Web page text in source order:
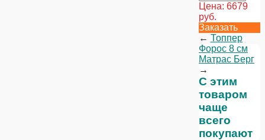
Цена: 6679
руб.
Заказать
← Топпер
Форос 8 см
Матрас Берг
→
С этим
товаром
чаще
всего
покупают